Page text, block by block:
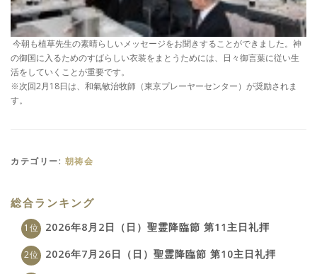
今朝も植草先生の素晴らしいメッセージをお聞きすることができました。神
の御国に入るためのすばらしい衣装をまとうためには、日々御言葉に従い生
活をしていくことが重要です。
※次回2月18日は、和氣敏治牧師（東京プレーヤーセンター）が奨励されま
す。
カテゴリー: 朝祷会
総合ランキング
2026年8月2日（日）聖霊降臨節 第11主日礼拝
2026年7月26日（日）聖霊降臨節 第10主日礼拝